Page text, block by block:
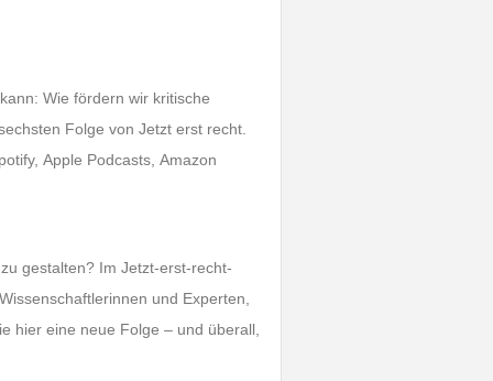
Wie fördern wir kritische
Folge von Jetzt erst recht.
Apple Podcasts, Amazon
gestalten? Im Jetzt-erst-recht-
und Experten,
hier eine neue Folge – und überall,